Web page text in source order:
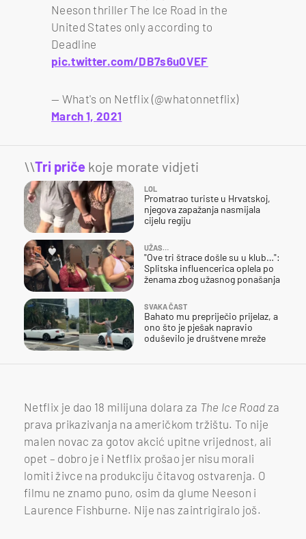
Neeson thriller The Ice Road in the
United States only according to
Deadline
pic.twitter.com/DB7s6u0VEF
— What's on Netflix (@whatonnetflix)
March 1, 2021
\\Tri priče koje morate vidjeti
LOL
Promatrao turiste u Hrvatskoj,
njegova zapažanja nasmijala
cijelu regiju
UŽAS…
"Ove tri štrace došle su u klub…":
Splitska influencerica oplela po
ženama zbog užasnog ponašanja
SVAKA ČAST
Bahato mu prepriječio prijelaz, a
ono što je pješak napravio
oduševilo je društvene mreže
Netflix je dao 18 milijuna dolara za The Ice Road za
prava prikazivanja na američkom tržištu. To nije
malen novac za gotov akcić upitne vrijednost, ali
opet – dobro je i Netflix prošao jer nisu morali
lomiti živce na produkciju čitavog ostvarenja. O
filmu ne znamo puno, osim da glume Neeson i
Laurence Fishburne. Nije nas zaintrigiralo još.